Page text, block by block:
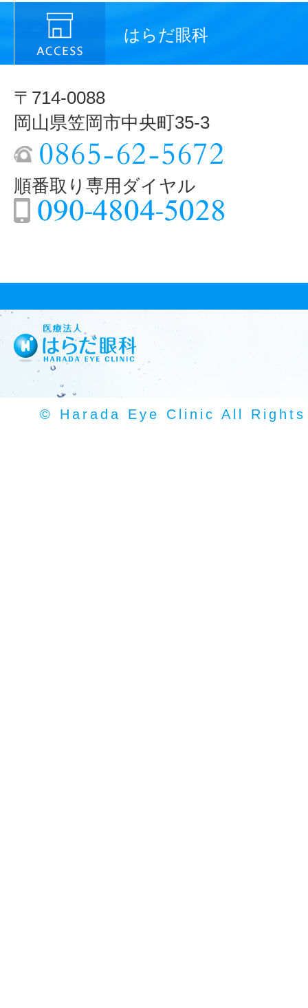
はらだ眼科
〒714-0088
岡山県笠岡市中央町35-3
順番取り専用ダイヤル
© Harada Eye Clinic All